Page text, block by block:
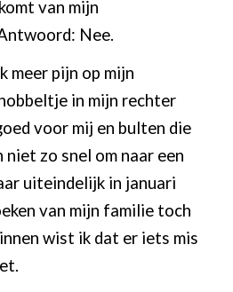
van mijn
Nee.
meer pijn op mijn
in mijn rechter
voor mij en bulten die
zo snel om naar een
uiteindelijk in januari
van mijn familie toch
wist ik dat er iets mis